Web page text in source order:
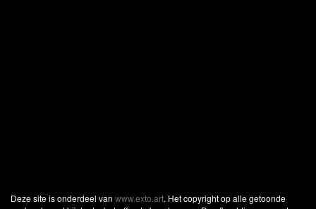
Deze site is onderdeel van www.exto.art. Het copyright op alle getoonde